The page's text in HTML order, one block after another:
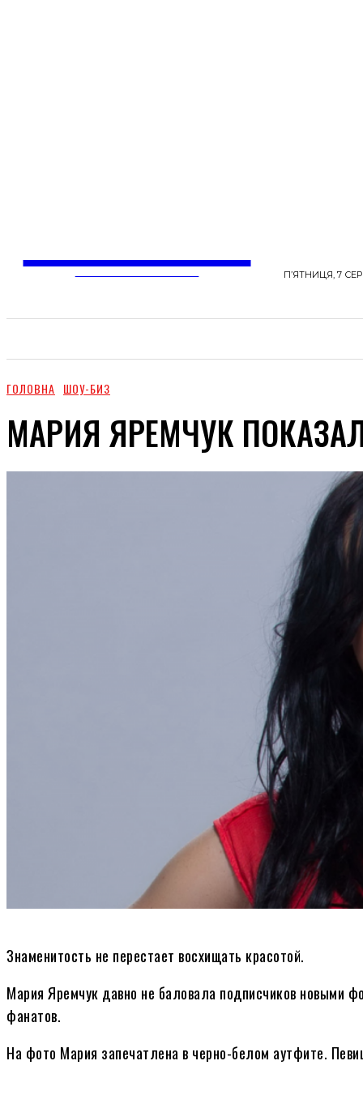
П’ЯТНИЦЯ, 7
ГОЛОВНА ШОУ-БИЗ
МАРИЯ ЯРЕМЧУК
Знаменитость не перестает восхищать красотой.
Мария Яремчук давно не баловала подписчиков новыми
фанатов.
На фото Мария запечатлена в черно-белом аутфите.